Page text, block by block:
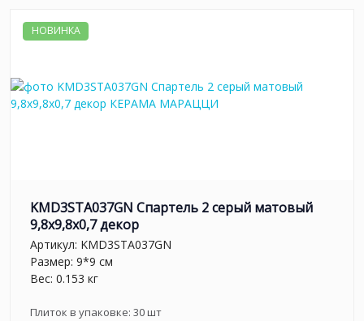
НОВИНКА
KMD3STA037GN Спартель 2 серый матовый
9,8x9,8x0,7 декор
Артикул: KMD3STA037GN
Размер: 9*9 см
Вес: 0.153 кг
Плиток в упаковке: 30шт